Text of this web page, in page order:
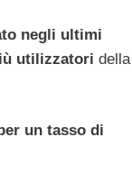
negli ultimi
utilizzatori della
un tasso di